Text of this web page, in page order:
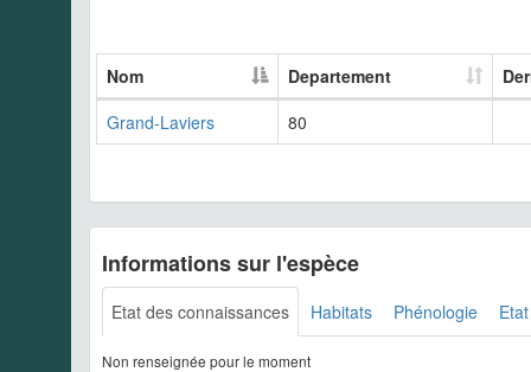
Nom Departement
Grand-Laviers
80
Informations sur l'espèce
Etat des connaissances Habitats Phénologie
Non renseignée pour le moment